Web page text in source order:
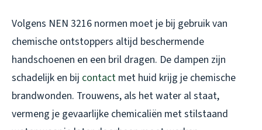
Volgens NEN 3216 normen moet je bij gebruik van
chemische ontstoppers altijd beschermende
handschoenen en een bril dragen. De dampen zijn
schadelijk en bij contact met huid krijg je chemische
brandwonden. Trouwens, als het water al staat,
vermeng je gevaarlijke chemicaliën met stilstaand